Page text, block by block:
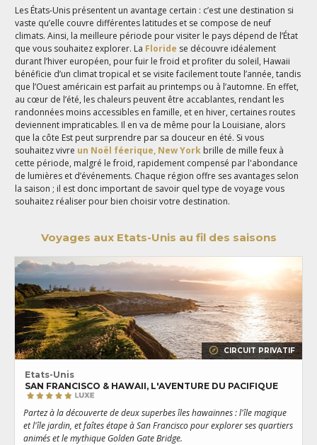
Les États-Unis présentent un avantage certain : c’est une destination si
vaste qu’elle couvre différentes latitudes et se compose de neuf
climats. Ainsi, la meilleure période pour visiter le pays dépend de l’État
que vous souhaitez explorer. La Floride se découvre idéalement
durant l’hiver européen, pour fuir le froid et profiter du soleil, Hawaii
bénéficie d’un climat tropical et se visite facilement toute l’année, tandis
que l’Ouest américain est parfait au printemps ou à l’automne. En effet,
au cœur de l’été, les chaleurs peuvent être accablantes, rendant les
randonnées moins accessibles en famille, et en hiver, certaines routes
deviennent impraticables. Il en va de même pour la Louisiane, alors
que la côte Est peut surprendre par sa douceur en été. Si vous
souhaitez vivre un Noël féerique, New York brille de mille feux à
cette période, malgré le froid, rapidement compensé par l'abondance
de lumières et d’événements. Chaque région offre ses avantages selon
la saison ; il est donc important de savoir quel type de voyage vous
souhaitez réaliser pour bien choisir votre destination.
Voyages aux Etats-Unis au fil des saisons
CIRCUIT PRIVATIF
Etats-Unis
SAN FRANCISCO & HAWAII, L'AVENTURE DU PACIFIQUE
Partez à la découverte de deux superbes îles hawaïnnes : l'île magique
et l'île jardin, et faîtes étape à San Francisco pour explorer ses quartiers
animés et le mythique Golden Gate Bridge.